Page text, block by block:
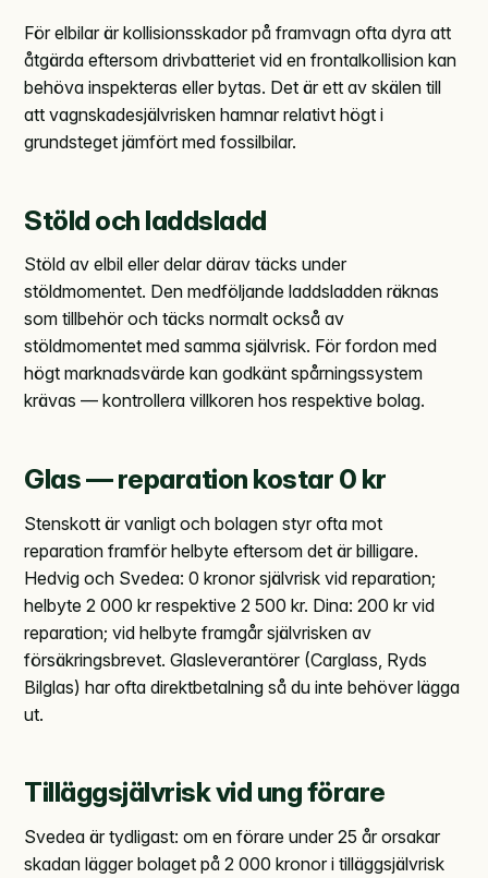
För elbilar är kollisionsskador på framvagn ofta dyra att
åtgärda eftersom drivbatteriet vid en frontalkollision kan
behöva inspekteras eller bytas. Det är ett av skälen till
att vagnskadesjälvrisken hamnar relativt högt i
grundsteget jämfört med fossilbilar.
Stöld och laddsladd
Stöld av elbil eller delar därav täcks under
stöldmomentet. Den medföljande laddsladden räknas
som tillbehör och täcks normalt också av
stöldmomentet med samma självrisk. För fordon med
högt marknadsvärde kan godkänt spårningssystem
krävas — kontrollera villkoren hos respektive bolag.
Glas — reparation kostar 0 kr
Stenskott är vanligt och bolagen styr ofta mot
reparation framför helbyte eftersom det är billigare.
Hedvig och Svedea: 0 kronor självrisk vid reparation;
helbyte 2 000 kr respektive 2 500 kr. Dina: 200 kr vid
reparation; vid helbyte framgår självrisken av
försäkringsbrevet. Glasleverantörer (Carglass, Ryds
Bilglas) har ofta direktbetalning så du inte behöver lägga
ut.
Tilläggsjälvrisk vid ung förare
Svedea är tydligast: om en förare under 25 år orsakar
skadan lägger bolaget på 2 000 kronor i tilläggsjälvrisk